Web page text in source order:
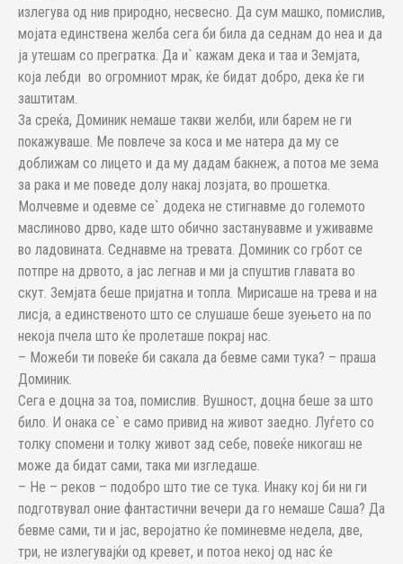
излегува од нив природно, несвесно. Да сум машко, помислив,
мојата единствена желба сега би била да седнам до неа и да
ја утешам со прегратка. Да и` кажам дека и таа и Земјата,
која лебди во огромниот мрак, ќе бидат добро, дека ќе ги
заштитам.
За среќа, Доминик немаше такви желби, или барем не ги
покажуваше. Ме повлече за коса и ме натера да му се
доближам со лицето и да му дадам бакнеж, а потоа ме зема
за рака и ме поведе долу накај лозјата, во прошетка.
Молчевме и одевме се` додека не стигнавме до големото
маслиново дрво, каде што обично застанувавме и уживавме
во ладовината. Седнавме на тревата. Доминик со грбот се
потпре на дрвото, а јас легнав и ми ја спуштив главата во
скут. Земјата беше пријатна и топла. Мирисаше на трева и на
лисја, а единственото што се слушаше беше зуењето на по
некоја пчела што ќе пролеташе покрај нас.
– Можеби ти повеќе би сакала да бевме сами тука? – праша
Доминик.
Сега е доцна за тоа, помислив. Вушност, доцна беше за што
било. И онака се` е само привид на живот заедно. Луѓето со
толку спомени и толку живот зад себе, повеќе никогаш не
може да бидат сами, така ми изгледаше.
– Не – реков – подобро што тие се тука. Инаку кој би ни ги
подготвувал оние фантастични вечери да го немаше Саша? Да
бевме сами, ти и јас, веројатно ќе поминевме недела, две,
три, не излегувајќи од кревет, и потоа некој од нас ќе